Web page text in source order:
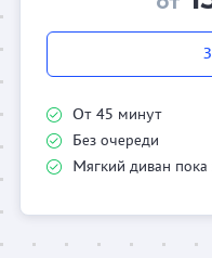
От 45 минут
Без очереди
Мягкий диван пока